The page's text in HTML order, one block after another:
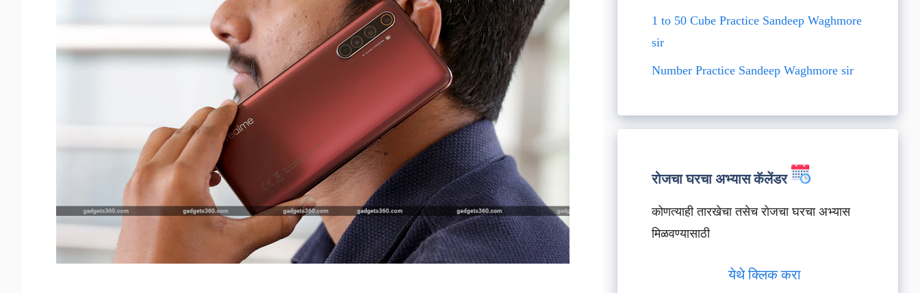
1 to 50 Cube Practice Sandeep Waghmore
sir
Number Practice Sandeep Waghmore sir
रोजचा घरचा अभ्यास कॅलेंडर
कोणत्याही तारखेचा तसेच रोजचा घरचा अभ्यास
मिळवण्यासाठी
येथे क्लिक करा